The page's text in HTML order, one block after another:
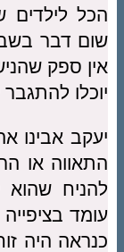
הכל
שום דבר
אין ספק
יוכלו
יעקב אבינו
התאווה או
להניח
עומד
כנראה היה